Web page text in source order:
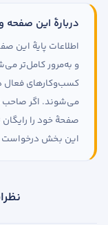
دربارهٔ این
اطلاعات پایهٔ این
و به‌مرور کامل‌تر
کسب‌وکارهای فعال
می‌شوند. اگر صاحب
صفحهٔ خود را
این بخش درخواست